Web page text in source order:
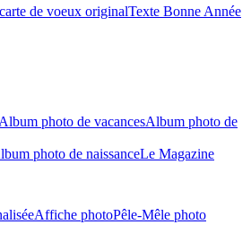
de voeux originalTexte Bonne Année
Album photo de vacancesAlbum photo de
photo de naissanceLe Magazine
Affiche photoPêle-Mêle photo